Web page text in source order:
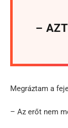
–
Megráztam a
– Az erőt nem